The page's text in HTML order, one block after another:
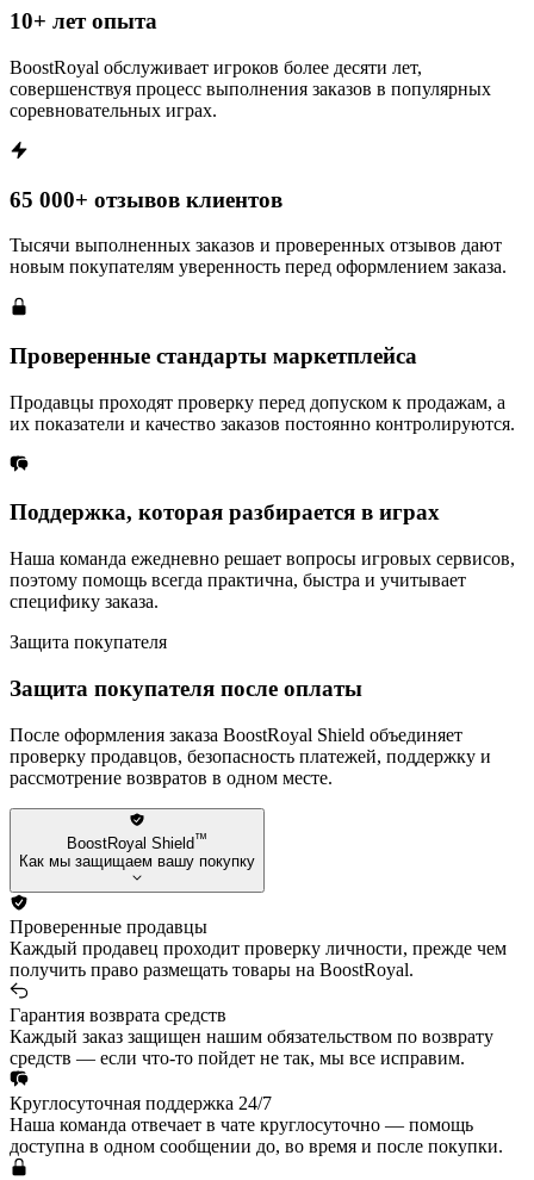
10+ лет опыта
BoostRoyal обслуживает игроков более десяти лет,
совершенствуя процесс выполнения заказов в популярных
соревновательных играх.
65 000+ отзывов клиентов
Тысячи выполненных заказов и проверенных отзывов дают
новым покупателям уверенность перед оформлением заказа.
Проверенные стандарты маркетплейса
Продавцы проходят проверку перед допуском к продажам, а
их показатели и качество заказов постоянно контролируются.
Поддержка, которая разбирается в играх
Наша команда ежедневно решает вопросы игровых сервисов,
поэтому помощь всегда практична, быстра и учитывает
специфику заказа.
Защита покупателя
Защита покупателя после оплаты
После оформления заказа BoostRoyal Shield объединяет
проверку продавцов, безопасность платежей, поддержку и
рассмотрение возвратов в одном месте.
BoostRoyal Shield™
Как мы защищаем вашу покупку
Проверенные продавцы
Каждый продавец проходит проверку личности, прежде чем
получить право размещать товары на BoostRoyal.
Гарантия возврата средств
Каждый заказ защищен нашим обязательством по возврату
средств — если что-то пойдет не так, мы все исправим.
Круглосуточная поддержка 24/7
Наша команда отвечает в чате круглосуточно — помощь
доступна в одном сообщении до, во время и после покупки.